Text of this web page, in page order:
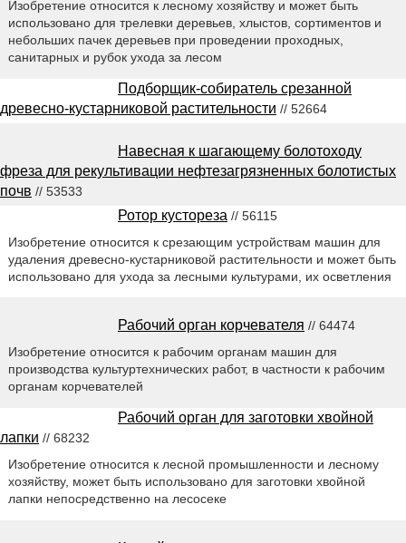
Изобретение относится к лесному хозяйству и может быть
использовано для трелевки деревьев, хлыстов, сортиментов и
небольших пачек деревьев при проведении проходных,
санитарных и рубок ухода за лесом
Подборщик-собиратель срезанной
древесно-кустарниковой растительности // 52664
Навесная к шагающему болотоходу
фреза для рекультивации нефтезагрязненных болотистых
почв // 53533
Ротор кустореза // 56115
Изобретение относится к срезающим устройствам машин для
удаления древесно-кустарниковой растительности и может быть
использовано для ухода за лесными культурами, их осветления
Рабочий орган корчевателя // 64474
Изобретение относится к рабочим органам машин для
производства культуртехнических работ, в частности к рабочим
органам корчевателей
Рабочий орган для заготовки хвойной
лапки // 68232
Изобретение относится к лесной промышленности и лесному
хозяйству, может быть использовано для заготовки хвойной
лапки непосредственно на лесосеке